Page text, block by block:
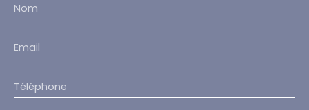
Nom
Email
Téléphone